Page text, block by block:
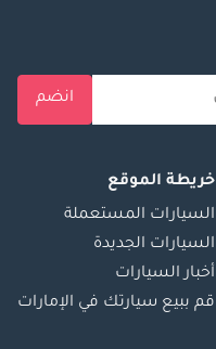
انضم
خريطة الموقع
السيارات المستعملة
السيارات الجديدة
أخبار السيارات
قم ببيع سيارتك في الإمارات